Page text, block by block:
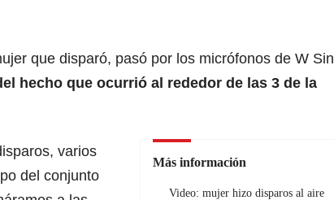
que disparó, pasó por los micrófonos de W Sin
hecho que ocurrió al rededor de las 3 de la
Más información
Video: mujer hizo disparos al aire
varios
del conjunto